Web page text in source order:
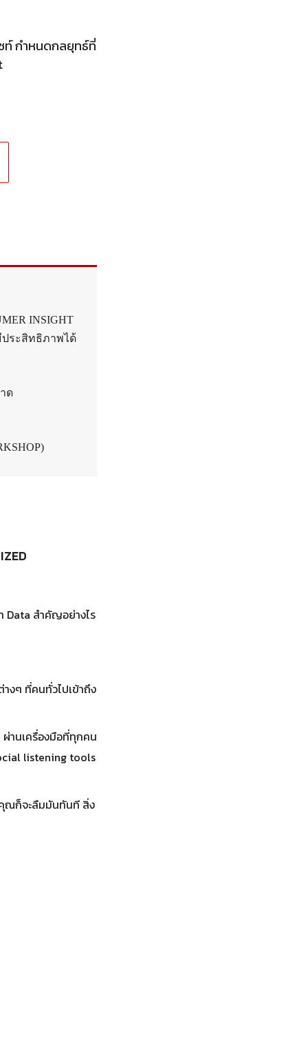
ท์ กำหนดกลยุทธ์ที่
INSIGHT
ประสิทธิภาพได้
ด
Data สำคัญอย่างไร
งๆ ที่คนทั่วไปเข้าถึง
านเครื่องมือที่ทุกคน
listening tools
คุณก็จะลืมมันทันที สิ่ง